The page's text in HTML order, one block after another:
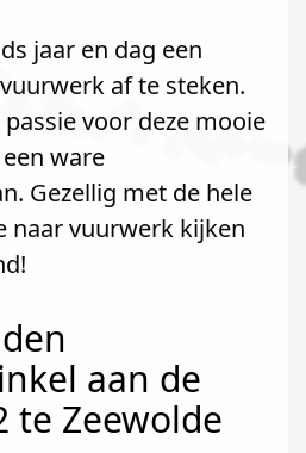
jaar en dag een
af te steken.
voor deze mooie
ware
Gezellig met de hele
naar vuurwerk kijken
aan de
te Zeewolde